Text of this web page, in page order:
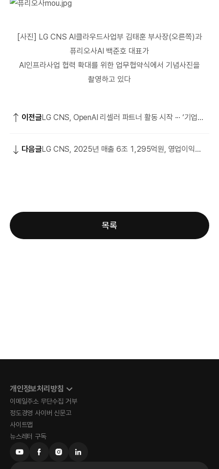
[사진] LG CNS AI클라우드사업부 김태훈 부사장(오른쪽)과
퓨리오사AI 백준호 대표가
AI인프라사업 협력 확대를 위한 업무협약식에서 기념사진을
촬영하고 있다
이전글LG CNS, OpenAI 리셀러 파트너 활동 시작 ··· ‘기업용
다음글LG CNS, 2025년 매출 6조 1,295억원, 영업이익
목록
개인정보처리방침
이메일주소 무단수집 거부
정도경영 사이버 신문고
사이트맵
뉴스레터 구독